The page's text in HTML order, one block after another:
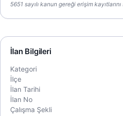
5651 sayılı kanun gereği erişim
İlan Bilgileri
Kategori
İlçe
İlan Tarihi
İlan No
Çalışma Şekli